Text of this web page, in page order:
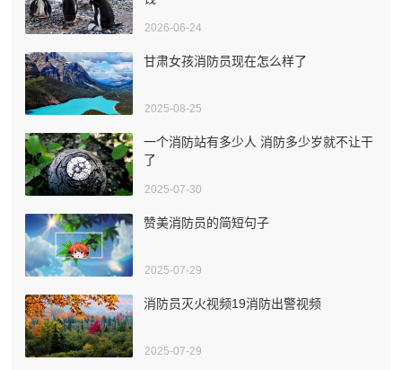
2026-06-24
甘肃女孩消防员现在怎么样了
2025-08-25
一个消防站有多少人 消防多少岁就不让干
了
2025-07-30
赞美消防员的简短句子
2025-07-29
消防员灭火视频19消防出警视频
2025-07-29